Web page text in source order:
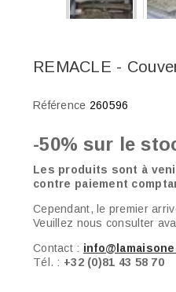
REMACLE -
Référence 260596
-50% sur le
Les produits sont à
contre paiement
Cependant, le premier
Veuillez nous consulter
Contact :
Tél. : +32 (0)81 43 58 70